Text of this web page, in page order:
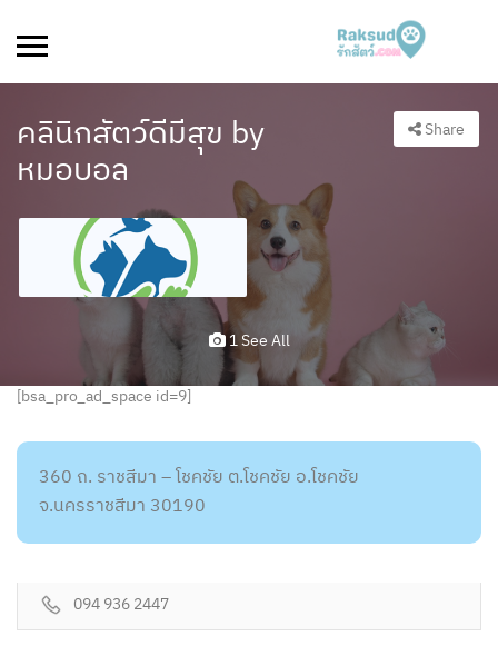
คลินิกสัตว์ดีมีสุข by
หมอบอล
Share
1 See All
[bsa_pro_ad_space id=9]
360 ถ. ราชสีมา – โชคชัย ต.โชคชัย อ.โชคชัย
จ.นครราชสีมา 30190
094 936 2447